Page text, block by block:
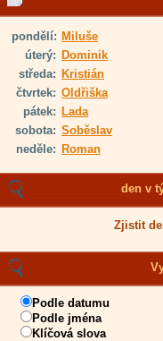
pondělí: Miluše
úterý: Dominik
středa: Kristián
čtvrtek: Oldřiška
pátek: Lada
sobota: Soběslav
neděle: Roman
den v
Zjistit
Podle datumu
Podle jména
Klíčová slova